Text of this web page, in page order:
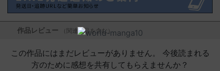
作品レビュー （関連商品を含む）
この作品にはまだレビューがありません。 今後読まれる
方のために感想を共有してもらえませんか？